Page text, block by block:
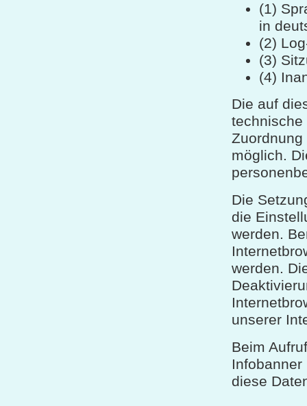
(1)
in
(2)
(3)
(4)
Die auf
technische
möglich.
Die
die
werden.
werden.
unserer
Beim
diese